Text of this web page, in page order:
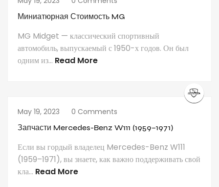
Миниатюрная Стоимость MG
MG Midget — классический спортивный
автомобиль, выпускаемый с 1950-х годов. Он был
одним из... Read More
May 19, 2023 0 Comments
Запчасти Mercedes-Benz W111 (1959–1971)
Если вы гордый владелец Mercedes-Benz W111
(1959–1971), вы знаете, как важно поддерживать свой
кла... Read More